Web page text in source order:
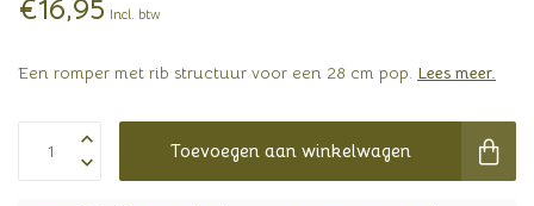
€16,95 Incl. btw
Een romper met rib structuur voor een 28 cm pop. Lees meer.
Toevoegen aan winkelwagen